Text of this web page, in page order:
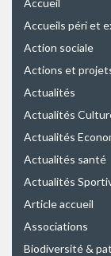
Accueil
Accueils péri et
Action sociale
Actions et
Actualités
Actualités
Actualités
Actualités santé
Actualités
Article accueil
Associations
Biodiversité &